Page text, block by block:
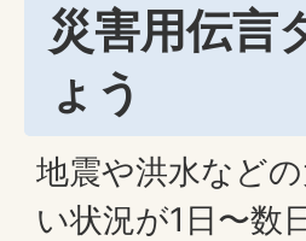
災害用伝言
ょう
地震や洪水など
い状況が1日〜数